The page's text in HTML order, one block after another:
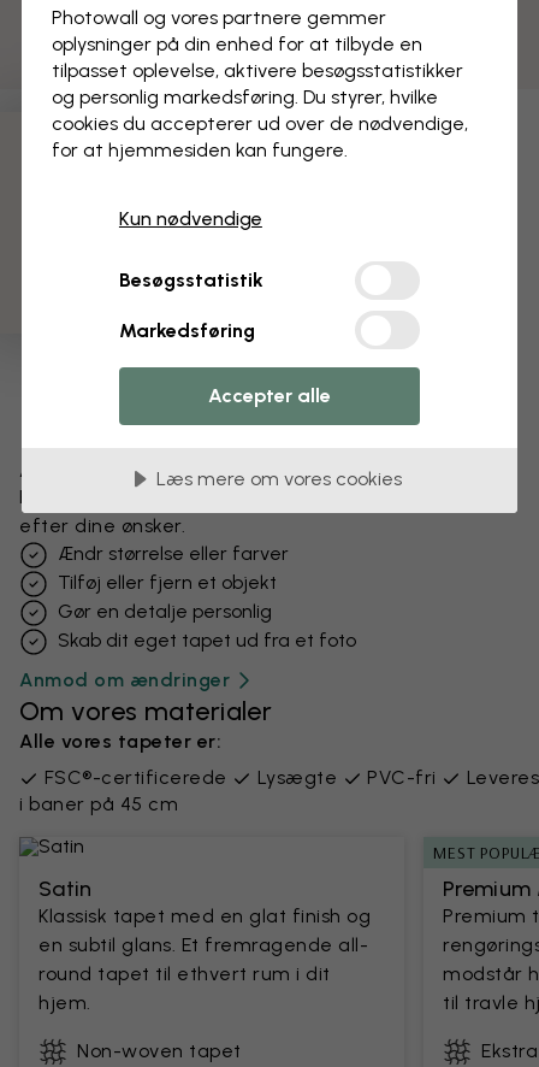
Ændr dit tapet
Få et unikt look – vores designteam tilpasser motivet
efter dine ønsker.
Ændr størrelse eller farver
Tilføj eller fjern et objekt
Gør en detalje personlig
Skab dit eget tapet ud fra et foto
Anmod om ændringer
Om vores materialer
Alle vores tapeter er:
FSC®-certificerede
Lysægte PVC-fri
Leveres
i baner på 45 cm
Satin
Klassisk tapet med en glat finish og
en subtil glans. Et fremragende all-
round tapet til ethvert rum i dit
hjem.
Non-woven tapet
MEST
Premium
modstår
til travle
Photowall og vores partnere gemmer
oplysninger på din enhed for at tilbyde en
tilpasset oplevelse, aktivere besøgs­statistikker
og personlig markedsføring. Du styrer, hvilke
cookies du accepterer ud over de nødvendige,
for at hjemmesiden kan fungere.
Kun nødvendige
Besøgsstatistik
Markedsføring
Accepter alle
Læs mere om vores cookies